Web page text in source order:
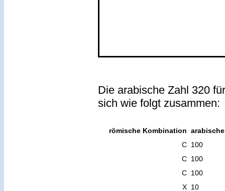
Die arabische Zahl 320
sich wie folgt zusammen:
römische Kombination
C 100
C 100
C 100
X 10